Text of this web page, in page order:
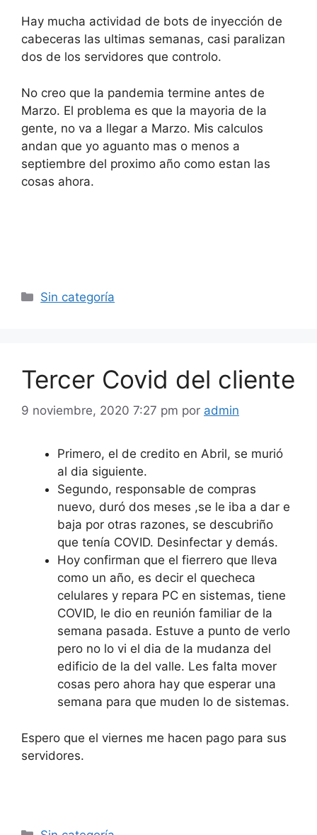
Hay mucha actividad de bots de inyección de
cabeceras las ultimas semanas, casi paralizan
dos de los servidores que controlo.
No creo que la pandemia termine antes de
Marzo. El problema es que la mayoria de la
gente, no va a llegar a Marzo. Mis calculos
andan que yo aguanto mas o menos a
septiembre del proximo año como estan las
cosas ahora.
Categorías
Sin categoría
Tercer Covid del cliente
9 noviembre, 2020 7:27 pm por admin
Primero, el de credito en Abril, se murió
al dia siguiente.
Segundo, responsable de compras
nuevo, duró dos meses ,se le iba a dar e
baja por otras razones, se descubriño
que tenía COVID. Desinfectar y demás.
Hoy confirman que el fierrero que lleva
como un año, es decir el quecheca
celulares y repara PC en sistemas, tiene
COVID, le dio en reunión familiar de la
semana pasada. Estuve a punto de verlo
pero no lo vi el dia de la mudanza del
edificio de la del valle. Les falta mover
cosas pero ahora hay que esperar una
semana para que muden lo de sistemas.
Espero que el viernes me hacen pago para sus
servidores.
Categorías